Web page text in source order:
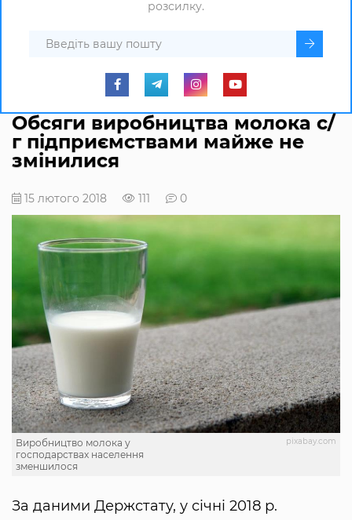
розсилку.
Обсяги виробництва молока с/
г підприємствами майже не
змінилися
15 лютого 2018 111 0
pixabay.com
Виробництво молока у
господарствах населення
зменшилося
За даними Держстату, у січні 2018 р.